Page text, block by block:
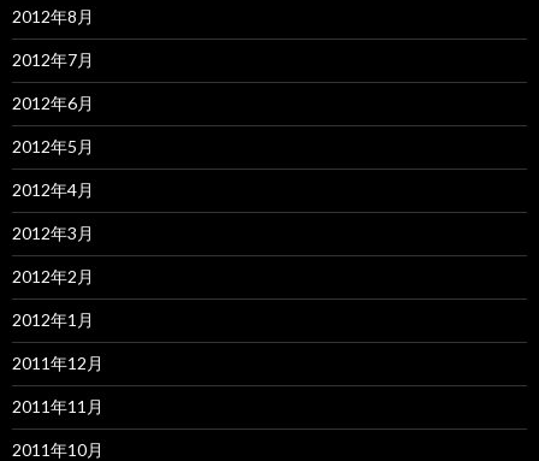
2012年8月
2012年7月
2012年6月
2012年5月
2012年4月
2012年3月
2012年2月
2012年1月
2011年12月
2011年11月
2011年10月